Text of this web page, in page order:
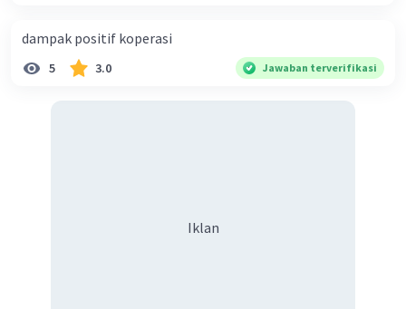
dampak positif koperasi
5 3.0 Jawaban terverifikasi
Iklan